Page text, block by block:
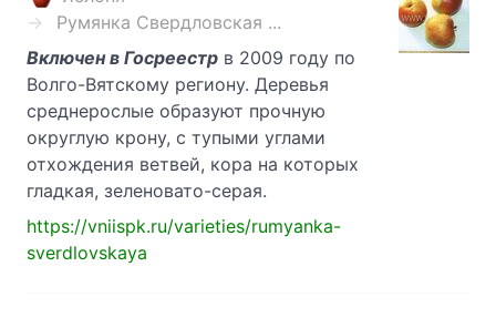
Румянка Свердловская ...
Включен в Госреестр в 2009 году по
Волго-Вятскому региону. Деревья
среднерослые образуют прочную
округлую крону, с тупыми углами
отхождения ветвей, кора на которых
гладкая, зеленовато-серая.
https://vniispk.ru/varieties/rumyanka-
sverdlovskaya